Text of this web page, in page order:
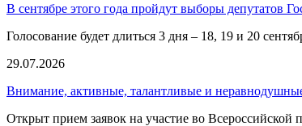
В сентябре этого года пройдут выборы депутатов
Голосование будет длиться 3 дня – 18, 19 и 20
29.07.2026
Внимание, активные, талантливые и
Открыт прием заявок на участие во